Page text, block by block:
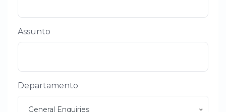
Assunto
Departamento
General Enquiries